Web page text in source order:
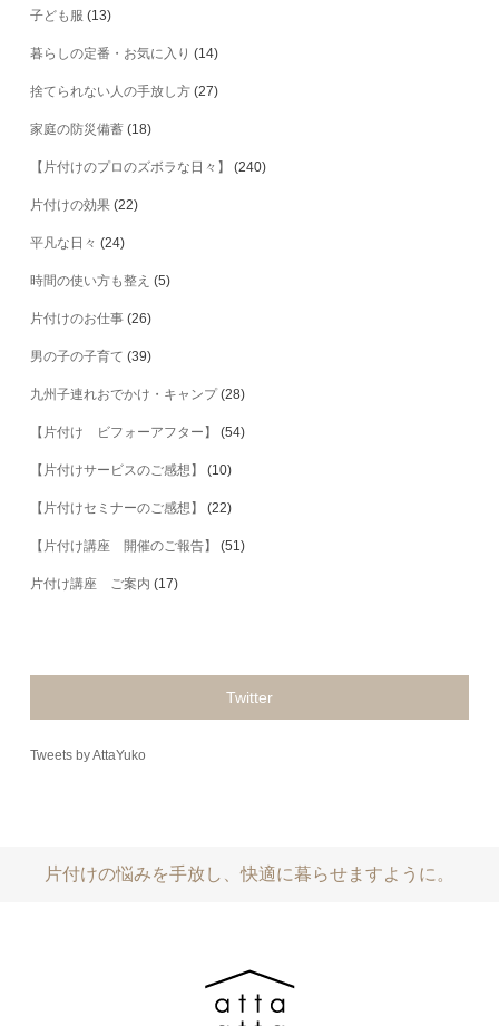
子ども服 (13)
暮らしの定番・お気に入り (14)
捨てられない人の手放し方 (27)
家庭の防災備蓄 (18)
【片付けのプロのズボラな日々】 (240)
片付けの効果 (22)
平凡な日々 (24)
時間の使い方も整え (5)
片付けのお仕事 (26)
男の子の子育て (39)
九州子連れおでかけ・キャンプ(28)
【片付け ビフォーアフター】 (54)
【片付けサービスのご感想】 (10)
【片付けセミナーのご感想】 (22)
【片付け講座 開催のご報告】 (51)
片付け講座 ご案内 (17)
Twitter
Tweets by AttaYuko
片付けの悩みを手放し、快適に暮らせますように。